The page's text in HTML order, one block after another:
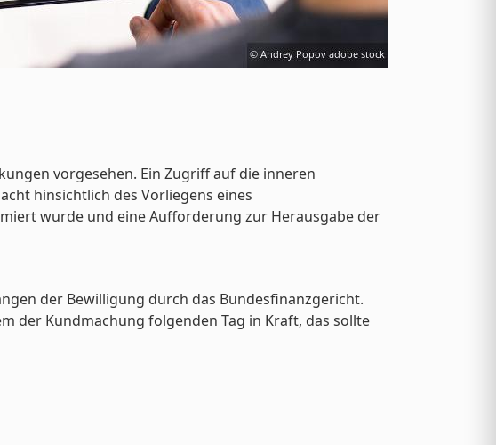
vorgesehen. Ein Zugriff auf die inneren
hinsichtlich des Vorliegens eines
wurde und eine Aufforderung zur Herausgabe der
der Bewilligung durch das Bundesfinanzgericht.
der Kundmachung folgenden Tag in Kraft, das sollte